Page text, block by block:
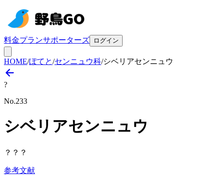
料金プランサポーターズ ログイン
HOME/ぽてと/センニュウ科/シベリアセンニュウ
?
No.233
シベリアセンニュウ
？？？
参考文献